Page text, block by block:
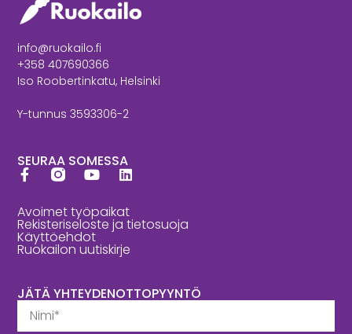
info@ruokailo.fi
+358 407690366
Iso Roobertinkatu, Helsinki
Y-tunnus 3593306-2
SEURAA SOMESSA
Avoimet työpaikat
Rekisteriseloste ja tietosuoja
Käyttöehdot
Ruokailon uutiskirje
JÄTÄ YHTEYDENOTTOPYYNTÖ